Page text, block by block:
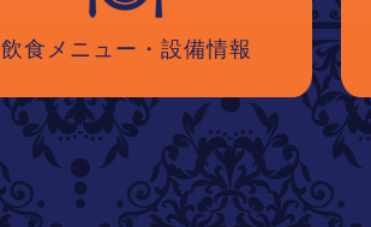
飲食メニュー・設備情報